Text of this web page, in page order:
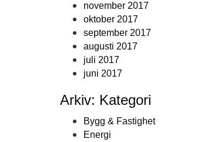
november 2017
oktober 2017
september 2017
augusti 2017
juli 2017
juni 2017
Arkiv: Kategori
Bygg & Fastighet
Energi